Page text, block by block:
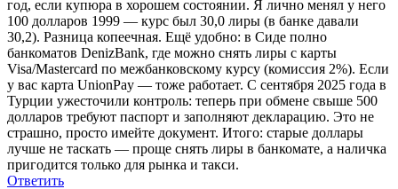
год, если купюра в хорошем состоянии. Я лично менял у него
100 долларов 1999 — курс был 30,0 лиры (в банке давали
30,2). Разница копеечная. Ещё удобно: в Сиде полно
банкоматов DenizBank, где можно снять лиры с карты
Visa/Mastercard по межбанковскому курсу (комиссия 2%). Если
у вас карта UnionPay — тоже работает. С сентября 2025 года в
Турции ужесточили контроль: теперь при обмене свыше 500
долларов требуют паспорт и заполняют декларацию. Это не
страшно, просто имейте документ. Итого: старые доллары
лучше не таскать — проще снять лиры в банкомате, а наличка
пригодится только для рынка и такси.
Ответить